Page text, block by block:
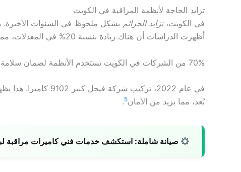
تزايد الحاجة لأنظمة المراقبة في الكويت
في الكويت،تزايد الجرائم بشكل ملحوظ في السنوات الأخيرة.
أظهرت الدراسات أن هناك زيادة بنسبة 20% في المعدلات، مما أدى إلى
70% من الشركات في الكويت تستخدم الأنظمة لضمان سلامة ممتلكاتها
في عام 2022، تركيب شركة فيجل كبير 9102 كاميرا. هذا يظهر اهتمام السوق
بُعد، مما يزيد من الأمان5
.
صيانة شاملة: استكشف خدمات فني كاميرات مراقبة